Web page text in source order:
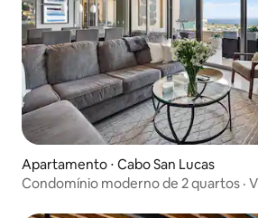
Apartamento ⋅ Cabo San Lucas
Condomínio moderno de 2 quartos ·